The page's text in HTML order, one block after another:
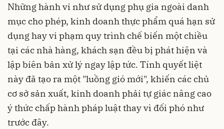
Những hành vi như sử dụng phụ gia ngoài danh
mục cho phép, kinh doanh thực phẩm quá hạn sử
dụng hay vi phạm quy trình chế biến một chiều
tại các nhà hàng, khách sạn đều bị phát hiện và
lập biên bản xử lý ngay lập tức. Tính quyết liệt
này đã tạo ra một "luồng gió mới", khiến các chủ
cơ sở sản xuất, kinh doanh phải tự giác nâng cao
ý thức chấp hành pháp luật thay vì đối phó như
trước đây.